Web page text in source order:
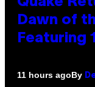
Dawn of
Featuring
11 hours agoBy